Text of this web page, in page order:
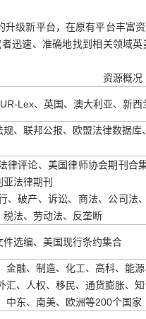
升级新平台，在原有平台丰富
迅速、准确地找到相关领域
资源概况
Lex、英国、澳大利亚、新
、联邦公报、欧盟法律数据
律评论、美国律师协会期刊合
法律期刊
、破产、诉讼、商法、公司法
法、劳动法、反垄断
选编、美国现行条约集合
金融、制造、化工、高科、能
汇、人权、移民、通货膨胀、
中东、南美、欧洲等200个国家